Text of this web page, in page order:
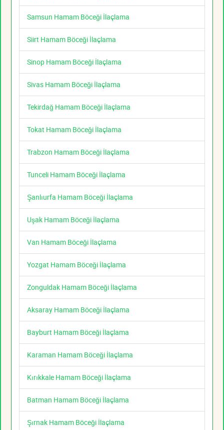
Samsun Hamam Böceği İlaçlama
Siirt Hamam Böceği İlaçlama
Sinop Hamam Böceği İlaçlama
Sivas Hamam Böceği İlaçlama
Tekirdağ Hamam Böceği İlaçlama
Tokat Hamam Böceği İlaçlama
Trabzon Hamam Böceği İlaçlama
Tunceli Hamam Böceği İlaçlama
Şanlıurfa Hamam Böceği İlaçlama
Uşak Hamam Böceği İlaçlama
Van Hamam Böceği İlaçlama
Yozgat Hamam Böceği İlaçlama
Zonguldak Hamam Böceği İlaçlama
Aksaray Hamam Böceği İlaçlama
Bayburt Hamam Böceği İlaçlama
Karaman Hamam Böceği İlaçlama
Kırıkkale Hamam Böceği İlaçlama
Batman Hamam Böceği İlaçlama
Şırnak Hamam Böceği İlaçlama